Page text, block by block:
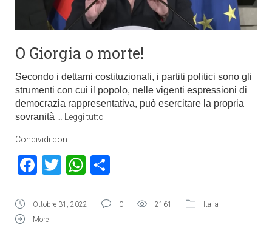
O Giorgia o morte!
Secondo i dettami costituzionali, i partiti politici sono gli
strumenti con cui il popolo, nelle vigenti espressioni di
democrazia rappresentativa, può esercitare la propria
sovranità
Leggi tutto
Condividi con
Facebook
TwitterWhatsApp
Ottobre 31, 2022 0 2161
Italia
More